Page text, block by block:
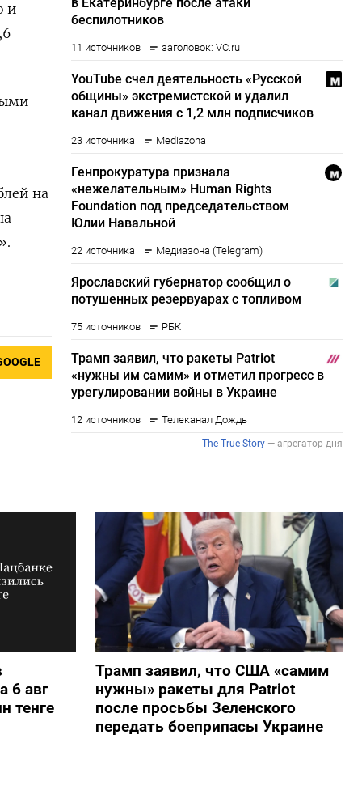
и
на
6 авг
тенге
Трамп заявил, что США «самим
нужны» ракеты для Patriot
после просьбы Зеленского
передать боеприпасы Украине